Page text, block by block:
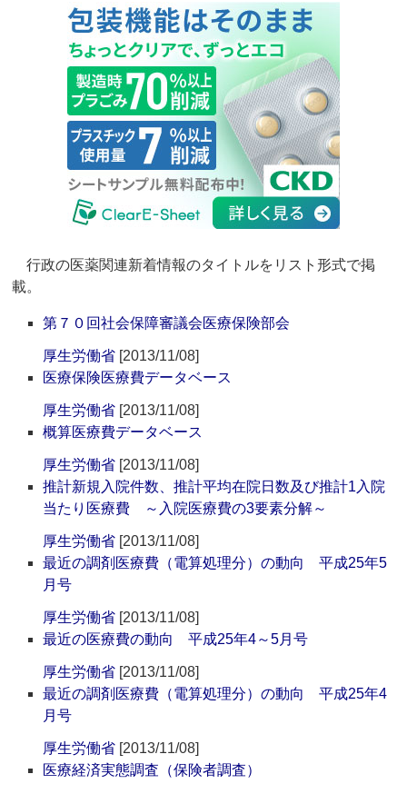
行政の医薬関連新着情報のタイトルをリスト形式で掲
載。
第７０回社会保障審議会医療保険部会
厚生労働省 [2013/11/08]
医療保険医療費データベース
厚生労働省 [2013/11/08]
概算医療費データベース
厚生労働省 [2013/11/08]
推計新規入院件数、推計平均在院日数及び推計1入院
当たり医療費 ～入院医療費の3要素分解～
厚生労働省 [2013/11/08]
最近の調剤医療費（電算処理分）の動向 平成25年5
月号
厚生労働省 [2013/11/08]
最近の医療費の動向 平成25年4～5月号
厚生労働省 [2013/11/08]
最近の調剤医療費（電算処理分）の動向 平成25年4
月号
厚生労働省 [2013/11/08]
医療経済実態調査（保険者調査）